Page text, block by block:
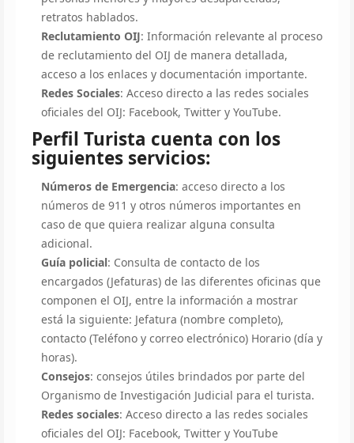
retratos hablados.
Reclutamiento OIJ: Información relevante al proceso
de reclutamiento del OIJ de manera detallada,
acceso a los enlaces y documentación importante.
Redes Sociales: Acceso directo a las redes sociales
oficiales del OIJ: Facebook, Twitter y YouTube.
Perfil Turista cuenta con los
siguientes servicios:
Números de Emergencia: acceso directo a los
números de 911 y otros números importantes en
caso de que quiera realizar alguna consulta
adicional.
Guía policial: Consulta de contacto de los
encargados (Jefaturas) de las diferentes oficinas que
componen el OIJ, entre la información a mostrar
está la siguiente: Jefatura (nombre completo),
contacto (Teléfono y correo electrónico) Horario (día y
horas).
Consejos: consejos útiles brindados por parte del
Organismo de Investigación Judicial para el turista.
Redes sociales: Acceso directo a las redes sociales
oficiales del OIJ: Facebook, Twitter y YouTube